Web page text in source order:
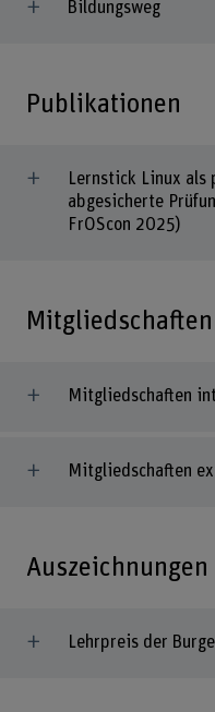
Bildungsweg
Publikationen
Lernstick Linux als
abgesicherte
FrOScon 2025)
Mitgliedschaften
Mitgliedschaften
Mitgliedschaften
Auszeichnungen
Lehrpreis der